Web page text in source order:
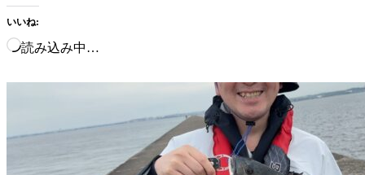
いいね:
読み込み中…